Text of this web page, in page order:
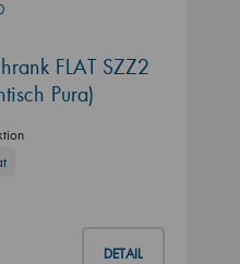
FLAT SZZ2
Pura)
DETAIL